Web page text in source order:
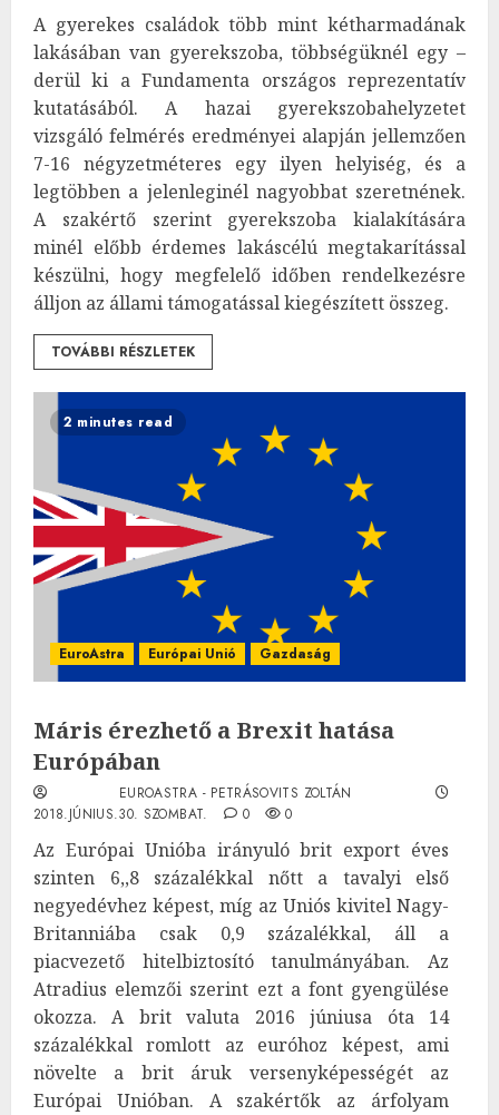
A gyerekes családok több mint kétharmadának
lakásában van gyerekszoba, többségüknél egy –
derül ki a Fundamenta országos reprezentatív
kutatásából. A hazai gyerekszobahelyzetet
vizsgáló felmérés eredményei alapján jellemzően
7-16 négyzetméteres egy ilyen helyiség, és a
legtöbben a jelenleginél nagyobbat szeretnének.
A szakértő szerint gyerekszoba kialakítására
minél előbb érdemes lakáscélú megtakarítással
készülni, hogy megfelelő időben rendelkezésre
álljon az állami támogatással kiegészített összeg.
TOVÁBBI RÉSZLETEK
2 minutes read
EuroAstra Európai Unió Gazdaság
Máris érezhető a Brexit hatása
Európában
EUROASTRA - PETRÁSOVITS ZOLTÁN
2018.JÚNIUS.30. SZOMBAT.
0 0
Az Európai Unióba irányuló brit export éves
szinten 6,,8 százalékkal nőtt a tavalyi első
negyedévhez képest, míg az Uniós kivitel Nagy-
Britanniába csak 0,9 százalékkal, áll a
piacvezető hitelbiztosító tanulmányában. Az
Atradius elemzői szerint ezt a font gyengülése
okozza. A brit valuta 2016 júniusa óta 14
százalékkal romlott az euróhoz képest, ami
növelte a brit áruk versenyképességét az
Európai Unióban. A szakértők az árfolyam